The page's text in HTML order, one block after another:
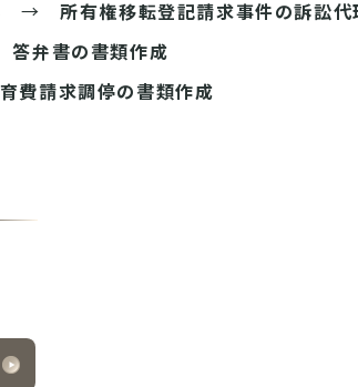
い →所有権移転登記請求事件の訴訟代
答弁書の書類作成
費請求調停の書類作成